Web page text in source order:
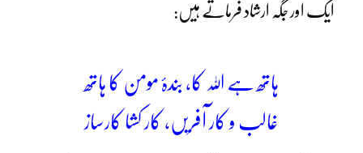
ایک اور جگہ ارشاد فرماتے ہیں:
ہاتھ ہے اللہ کا، بندۂ مومن کا ہاتھ
غالب و کار آفریں، کار کشا کارساز